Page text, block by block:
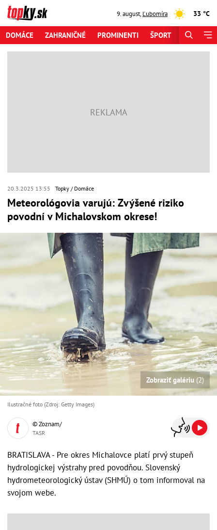
9. august,Ľubomíra 33 °C
DOMÁCE ZAHRANIČNÉ PROMINENTI ŠPORT
20.3.2025 13:55 Topky Domáce
Meteorológovia varujú: Zvýšené riziko
povodní v Michalovskom okrese!
Zobraziť galériu (2)
Ilustračné foto (Zdroj: Getty Images)
© Zoznam/
TASR
BRATISLAVA - Pre okres Michalovce platí prvý stupeň
hydrologickej výstrahy pred povodňou. Slovenský
hydrometeorologický ústav (SHMÚ) o tom informoval na
svojom webe.